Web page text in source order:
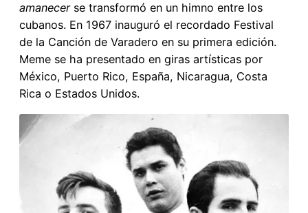
amanecerse transformó en un himno entre los
cubanos. En 1967 inauguró el recordado Festival
de la Canción de Varadero en su primera edición.
Meme se ha presentado en giras artísticas por
México, Puerto Rico, España, Nicaragua, Costa
Rica o Estados Unidos.